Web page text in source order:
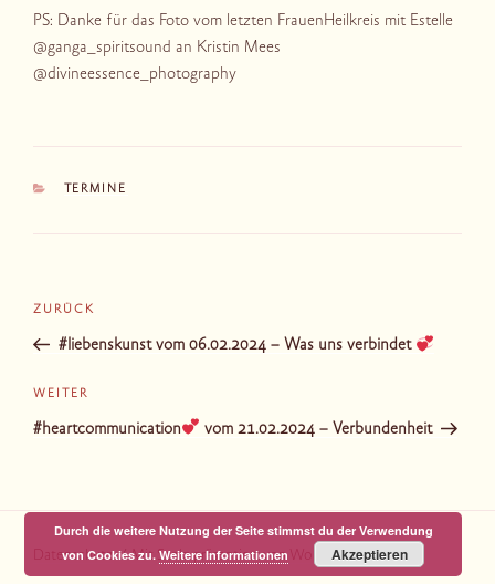
PS: Danke für das Foto vom letzten FrauenHeilkreis mit Estelle
@ganga_spiritsound an Kristin Mees
@divineessence_photography
KATEGORIEN
TERMINE
Beitragsnavigation
Vorheriger
Beitrag
ZURÜCK
#liebenskunst vom 06.02.2024 – Was uns verbindet
Nächster
Beitrag
WEITER
#heartcommunication vom 21.02.2024 – Verbundenheit
Datenschutz Mit Stolz präsentiert von WordPress
Durch die weitere Nutzung der Seite stimmst du der Verwendung
von Cookies zu.Weitere Informationen Akzeptieren